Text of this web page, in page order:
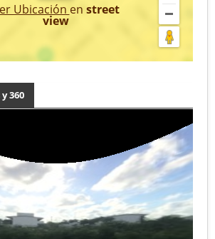
Ubicación en street
view
360